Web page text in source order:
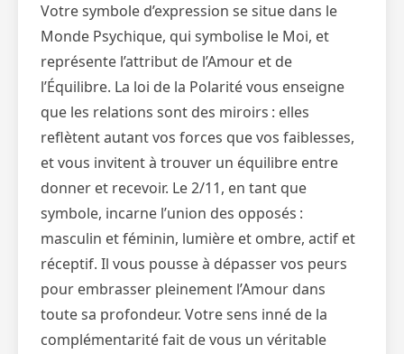
Votre symbole d’expression se situe dans le
Monde Psychique, qui symbolise le Moi, et
représente l’attribut de l’Amour et de
l’Équilibre. La loi de la Polarité vous enseigne
que les relations sont des miroirs : elles
reflètent autant vos forces que vos faiblesses,
et vous invitent à trouver un équilibre entre
donner et recevoir. Le 2/11, en tant que
symbole, incarne l’union des opposés :
masculin et féminin, lumière et ombre, actif et
réceptif. Il vous pousse à dépasser vos peurs
pour embrasser pleinement l’Amour dans
toute sa profondeur. Votre sens inné de la
complémentarité fait de vous un véritable